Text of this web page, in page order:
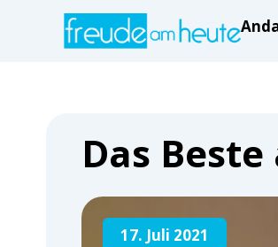
Das
17. Juli 2021